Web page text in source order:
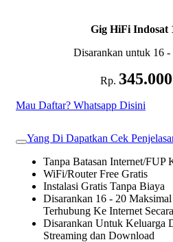
Gig HiFi Indosat
Disarankan untuk 16 -
Rp. 345.000
Mau Daftar? Whatsapp Disini
Yang Di Dapatkan Cek
Tanpa Batasan Internet/FUP
WiFi/Router Free Gratis
Instalasi Gratis Tanpa Biaya
Disarankan 16 - 20
Terhubung Ke Internet
Disarankan Untuk Keluarga
Streaming dan Download